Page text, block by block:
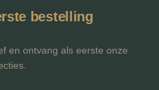
bestelling
en ontvang als eerste onze